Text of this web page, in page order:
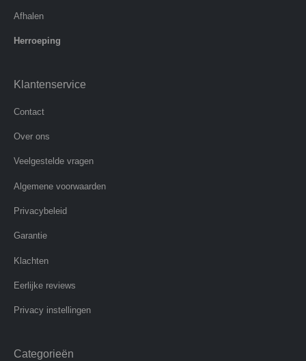
Afhalen
Herroeping
Klantenservice
Contact
Over ons
Veelgestelde vragen
Algemene voorwaarden
Privacybeleid
Garantie
Klachten
Eerlijke reviews
Privacy instellingen
Categorieën